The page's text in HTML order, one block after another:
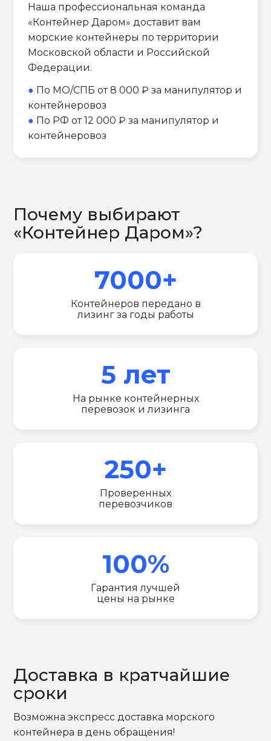
Наша профессиональная команда
«Контейнер Даром» доставит вам
морские контейнеры по территории
Московской области и Российской
Федерации.
● По МО/СПБ от 8 000 ₽ за манипулятор и
контейнеровоз
● По РФ от 12 000 ₽ за манипулятор и
контейнеровоз
Почему выбирают
«Контейнер Даром»?
7000+
Контейнеров передано в
лизинг за годы работы
5 лет
На рынке контейнерных
перевозок и лизинга
250+
Проверенных
перевозчиков
100%
Гарантия лучшей
цены на рынке
Доставка в кратчайшие
сроки
Возможна экспресс доставка морского
контейнера в день обращения!